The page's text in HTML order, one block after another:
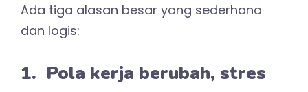
Ada tiga alasan besar yang sederhana
dan logis:
1. Pola kerja berubah, stres